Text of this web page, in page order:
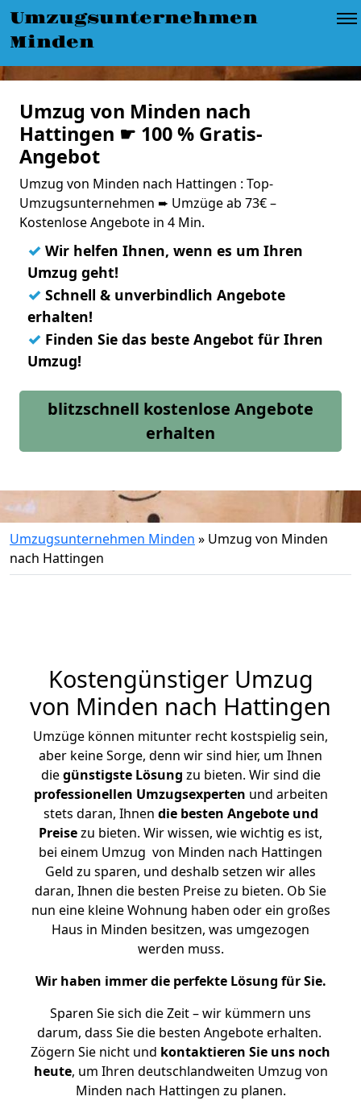
Umzugsunternehmen
Minden
Umzug von Minden nach
Hattingen ☛ 100 % Gratis-
Angebot
Umzug von Minden nach Hattingen : Top-
Umzugsunternehmen ➨ Umzüge ab 73€ –
Kostenlose Angebote in 4 Min.
✓ Wir helfen Ihnen, wenn es um Ihren
Umzug geht!
✓ Schnell & unverbindlich Angebote
erhalten!
✓ Finden Sie das beste Angebot für Ihren
Umzug!
blitzschnell kostenlose Angebote
erhalten
Umzugsunternehmen Minden » Umzug von Minden
nach Hattingen
Kostengünstiger Umzug
von Minden nach Hattingen
Umzüge können mitunter recht kostspielig sein,
aber keine Sorge, denn wir sind hier, um Ihnen
diegünstigste Lösung zu bieten. Wir sind die
professionellen Umzugsexperten und arbeiten
stets daran, Ihnen die besten Angebote und
Preisezu bieten. Wir wissen, wie wichtig es ist,
bei einem Umzug von Minden nach Hattingen
Geld zu sparen, und deshalb setzen wir alles
daran, Ihnen die besten Preise zu bieten. Ob Sie
nun eine kleine Wohnung haben oder ein großes
Haus in Minden besitzen, was umgezogen
werden muss.
Wir haben immer die perfekte Lösung für Sie.
Sparen Sie sich die Zeit – wir kümmern uns
darum, dass Sie die besten Angebote erhalten.
Zögern Sie nicht und kontaktieren Sie uns noch
heute, um Ihren deutschlandweiten Umzug von
Minden nach Hattingen zu planen.